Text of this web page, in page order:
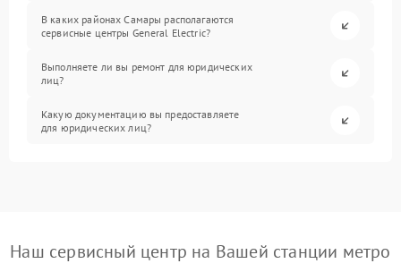
В каких районах Самары располагаются
сервисные центры General Electric?
Выполняете ли вы ремонт для юридических
лиц?
Какую документацию вы предоставляете
для юридических лиц?
Наш сервисный центр на Вашей станции метро